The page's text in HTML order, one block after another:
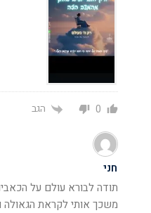
0 הגב
חני
תודה לבורא עולם על
משכך אותי לקראת הגאולה